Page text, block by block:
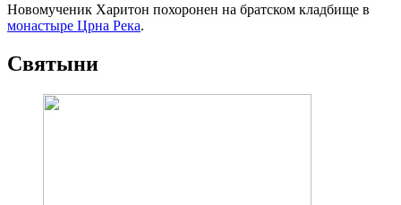
Новомученик Харитон похоронен на братском кладбище в
монастыре Црна Река.
Святыни